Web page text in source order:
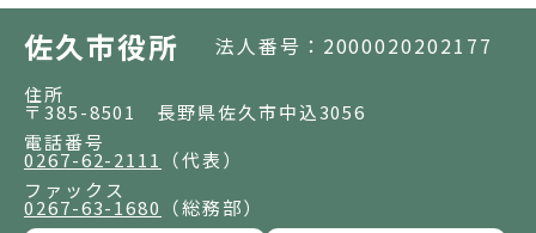
佐久市役所 法人番号：2000020202177
住所
〒385-8501 長野県佐久市中込3056
電話番号
0267-62-2111
（代表）
ファックス
0267-63-1680 （総務部）